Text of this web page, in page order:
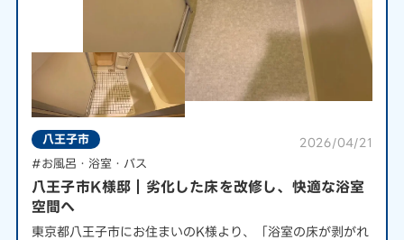
八王子市
#お風呂・浴室・バス
2026/04/21
八王子市K様邸｜劣化した床を改修し、快適な浴室
空間へ
東京都八王子市にお住まいのK様より、「浴室の床が剥がれ